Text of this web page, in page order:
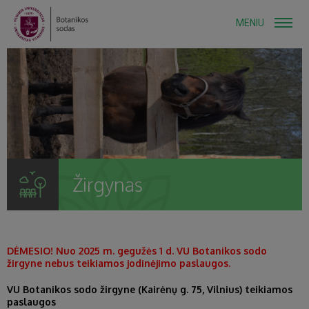
MENIU
Žirgynas
DĖMESIO! Nuo 2025 m. gegužės 1 d. VU Botanikos sodo
žirgyne nebus teikiamos jodinėjimo paslaugos.
VU Botanikos sodo žirgyne (Kairėnų g. 75, Vilnius) teikiamos
paslaugos